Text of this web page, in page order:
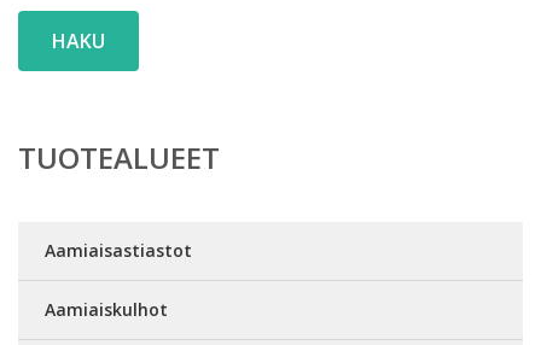
HAKU
TUOTEALUEET
Aamiaisastiastot
Aamiaiskulhot